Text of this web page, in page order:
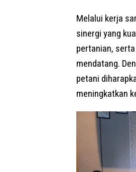
Melalui kerja
sinergi yang
pertanian,
mendatang.
petani
meningkatkan